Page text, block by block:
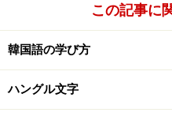
（チョヌン サルヤマ タ
山タケシといいます）
저는 회사원이에요.
この記事に
韓国語の学び方
ハングル文字